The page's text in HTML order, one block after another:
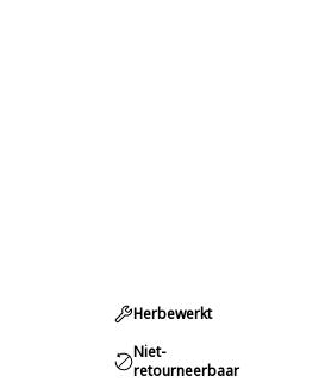
Herbewerkt
Niet-
retourneerbaar